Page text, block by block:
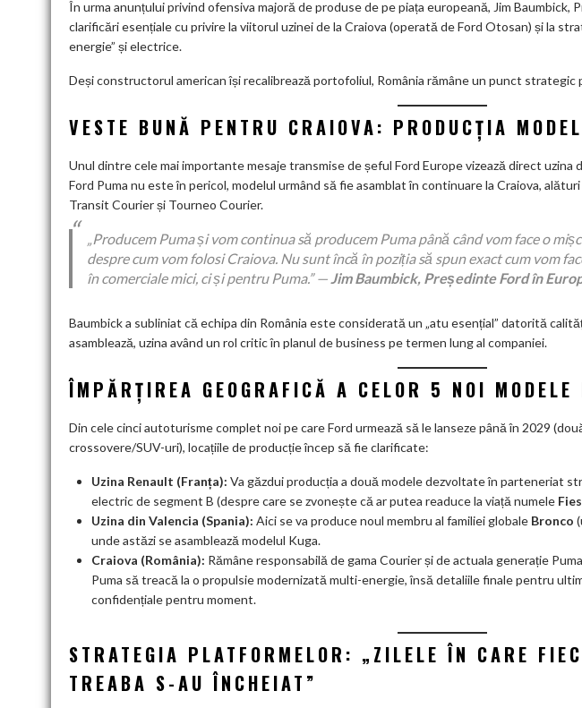
k
p
m
o
k
m
ar
ks
În urma anunțului privind ofensiva majoră de produse de pe piața europeană, Jim Baumbick,
clarificări esențiale cu privire la viitorul uzinei de la Craiova (operată de Ford Otosan) și la
energie” și electrice.
Deși constructorul american își recalibrează portofoliul, România rămâne un punct strategic
VESTE BUNĂ PENTRU CRAIOVA: PRODUCȚIA
Unul dintre cele mai importante mesaje transmise de șeful Ford Europe vizează direct uzina
Ford Puma nu este în pericol, modelul urmând să fie asamblat în continuare la Craiova,
Transit Courier și Tourneo Courier.
„Producem Puma și vom continua să producem Puma până când vom face o
despre cum vom folosi Craiova. Nu sunt încă în poziția să spun exact cum vom
în comerciale mici, ci și pentru Puma.” — Jim Baumbick, Președinte Ford în
Baumbick a subliniat că echipa din România este considerată un „atu esențial” datorită
asamblează, uzina având un rol critic în planul de business pe termen lung al companiei.
ÎMPĂRȚIREA GEOGRAFICĂ A CELOR 5 NOI MODELE
Din cele cinci autoturisme complet noi pe care Ford urmează să le lanseze până în 2029
crossovere/SUV-uri), locațiile de producție încep să fie clarificate:
Uzina Renault (Franța): Va găzdui producția a două modele dezvoltate în parteneriat
electric de segment B (despre care se zvonește că ar putea readuce la viață numele
Uzina din Valencia (Spania): Aici se va produce noul membru al familiei globale Bronco
unde astăzi se asamblează modelul Kuga.
Craiova (România): Rămâne responsabilă de gama Courier și de actuala generație
Puma să treacă la o propulsie modernizată multi-energie, însă detaliile finale pentru
confidențiale pentru moment.
STRATEGIA PLATFORMELOR: „ZILELE ÎN CARE
TREABA S-AU ÎNCHEIAT”